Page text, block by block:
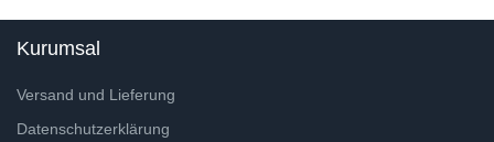
Kurumsal
Versand und Lieferung
Datenschutzerklärung